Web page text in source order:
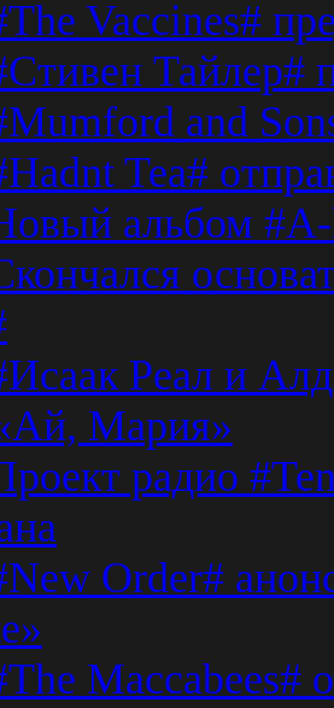
Vaccines#
Тайлер#
and
Tea#
альбом #A-
Реал и
Мария»
радио
Order#
Maccabees#